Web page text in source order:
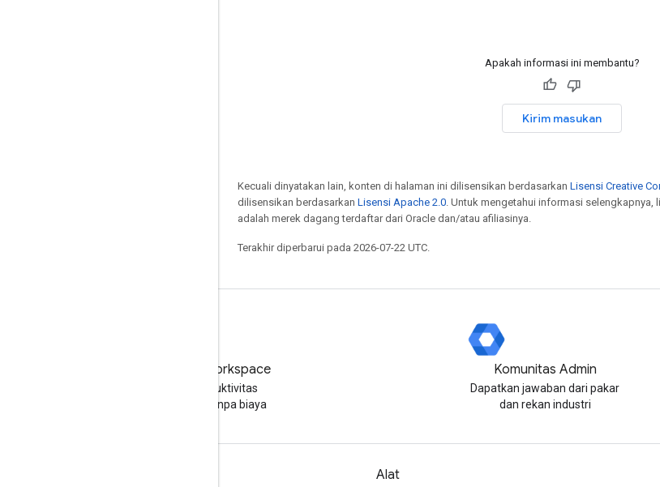
Apakah informasi ini membantu?
Kirim masukan
Kecuali dinyatakan lain, konten di halaman ini dilisensikan berdasarkan Lisensi Creative
dilisensikan berdasarkan Lisensi Apache 2.0. Untuk mengetahui informasi selengkapnya,
adalah merek dagang terdaftar dari Oracle dan/atau afiliasinya.
Terakhir diperbarui pada 2026-07-22 UTC.
Coba Google Workspace
Tingkatkan produktivitas
Anda dengan AI tanpa biaya
Komunitas Admin
Dapatkan jawaban dari pakar
dan rekan industri
Alat